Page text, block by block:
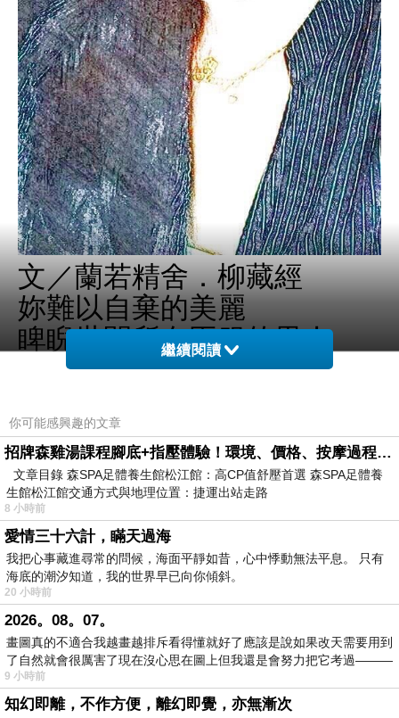
文／蘭若精舍．柳藏經
妳難以自棄的美麗
睥睨世間所有臣服的男人
妳無需加冕
我始終知道
妳是世界的女王
（柳藏經于蘭若精舍
2014/1/9）
上一篇：護生偈
下一篇： 杯中悲
繼續閱讀
你可能感興趣的文章
招牌森雞湯課程腳底+指壓體驗！環境、價格、按摩過程全紀錄，森SPA足體養生館松江館最新價格表
文章目錄 森SPA足體養生館松江館：高CP值舒壓首選 森SPA足體養
生館松江館交通方式與地理位置：捷運出站走路
8 小時前
愛情三十六計，瞞天過海
我把心事藏進尋常的問候，海面平靜如昔，心中悸動無法平息。 只有
海底的潮汐知道，我的世界早已向你傾斜。
20 小時前
2026。08。07。
畫圖真的不適合我越畫越排斥看得懂就好了應該是說如果改天需要用到
了自然就會很厲害了現在沒心思在圖上但我還是會努力把它考過———
9 小時前
知幻即離，不作方便，離幻即覺，亦無漸次